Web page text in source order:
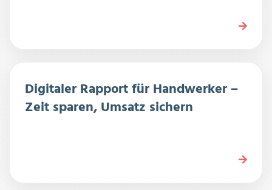
Digitaler Rapport für Handwerker –
Zeit sparen, Umsatz sichern